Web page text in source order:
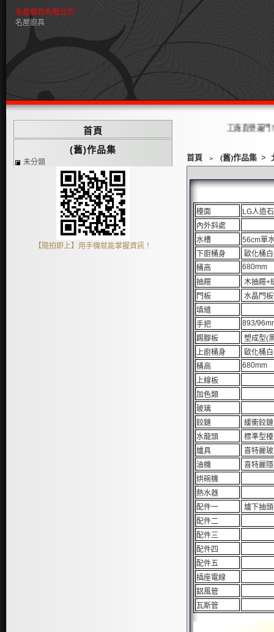
名屋廚具有限公司
名屋廚具
工廠直營兼門市歡迎
首頁 ﹥ (舊)作品集 >
檯面
LG人造
內外斜處
水槽
56cm單
下廚桶身
歐化桶
桶高
680mm
抽屜
木抽屜+
門板
水晶門
填縫
手把
893/
踢腳板
塑成型(
上廚桶身
歐化桶
桶高
680mm
上線板
加色類
玻璃
鉸鏈
緩衝鉸鏈
水龍頭
標準型
爐具
喜特麗
油機
喜特麗
烘碗機
熱水器
配件一
爐下抽
配件二
配件三
配件四
配件五
插座電線
鋁風管
瓦斯管
首頁
(舊)作品集
未分類
【隨拍即上】用手機就能掌握資訊！